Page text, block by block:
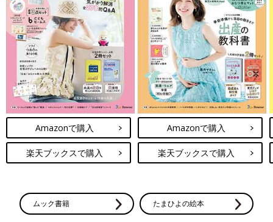
Amazonで購入
楽天ブックスで購入
Amazonで購入
楽天ブックスで購入
ムック書籍 たまひよの絵本